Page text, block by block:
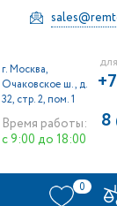
г. Москва,
Очаковское ш., д.
32, стр. 2, пом. 1
Время работы:
с 9:00 до 18:00
8
0